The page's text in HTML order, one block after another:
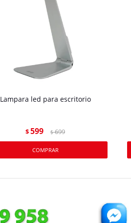
Lampara led para escritorio
$599 $ 699